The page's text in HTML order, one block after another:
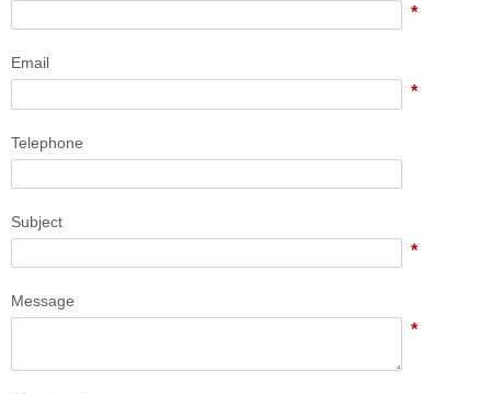
*
Email
*
Telephone
Subject
*
Message
*